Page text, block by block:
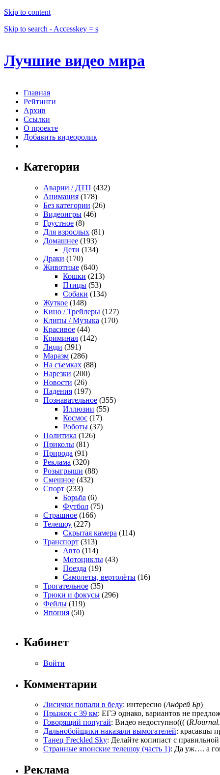
Skip to content
Skip to search - Accesskey = s
Лучшие видео мира
Главная
Рейтинги
Архив
Ссылки
О проекте
Добавить видеоролик
Категории
Аварии / ДТП (432)
Анимация (178)
Без категории (26)
Видеоигры (46)
Грустное (8)
Для взрослых (81)
Домашнее (193)
Дети (134)
Драки (170)
Животные (640)
Кошки (213)
Птицы (53)
Собаки (134)
Жуткое (148)
Кино / Трейлеры (127)
Клипы / Музыка (170)
Красивое (44)
Криминал (142)
Люди (391)
Маразм (286)
На съемках (88)
Нарезки (200)
Новости (26)
Падения (197)
Познавательное (355)
Иллюзии (55)
Космос (17)
Роботы (37)
Политика (126)
Приколы (81)
Природа (91)
Реклама (320)
Розыгрыши (88)
Смешное (432)
Спорт (233)
Борьба (6)
Футбол (75)
Страшное (166)
Телешоу (227)
Скрытая камера (114)
Транспорт (313)
Авто (114)
Мотоциклы (43)
Поезда (19)
Самолеты, вертолёты (16)
Трогательное (35)
Трюки и фокусы (296)
Фейлы (119)
Япония (50)
Кабинет
Войти
Комментарии
Лисички попали в беду: интересно (Андрей Бр)
Прыжок с 39 км: ЕГЭ однако, вариантов не
Говорящий попугай: Видео недоступно((( (
Дальнобойщики наказали вымогателей: красавцы
Танец Freckled Sky: Делайте копипаст с
Странные японские телешоу (часть 1): Да уж…. а
Реклама